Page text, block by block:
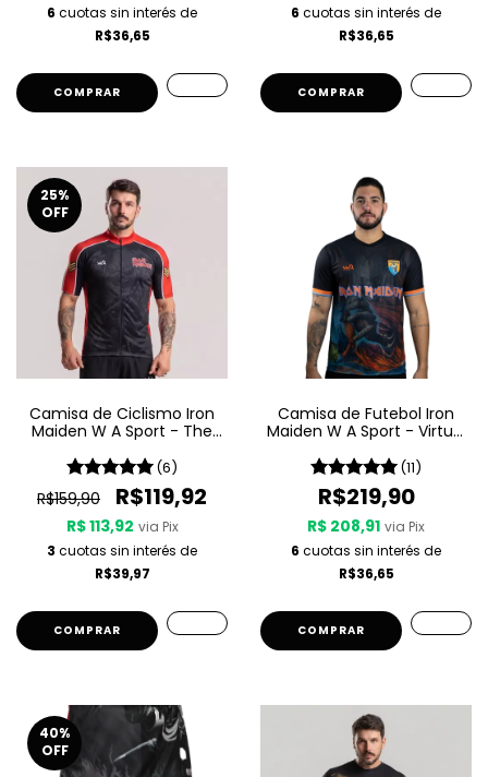
6 cuotas sin interés de
R$36,65
COMPRAR
6 cuotas sin interés de
R$36,65
COMPRAR
25%
OFF
Camisa de Ciclismo Iron
Maiden W A Sport - The
(6)
R$159,90 R$119,92
R$ 113,92 via Pix
3 cuotas sin interés de
R$39,97
COMPRAR
Camisa de Futebol Iron
Maiden W A Sport - Virtual
(11)
R$219,90
R$ 208,91 via Pix
6 cuotas sin interés de
R$36,65
COMPRAR
40%
OFF